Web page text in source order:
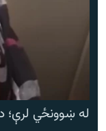
له ښوونځي لرې؛